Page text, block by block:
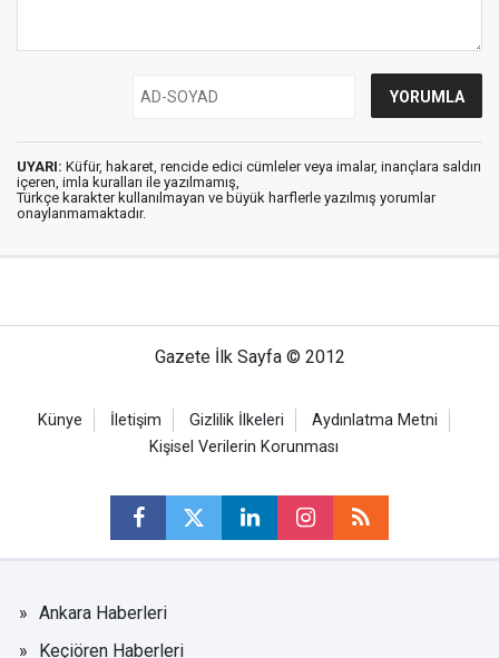
UYARI: Küfür, hakaret, rencide edici cümleler veya imalar, inançlara saldırı
içeren, imla kuralları ile yazılmamış,
Türkçe karakter kullanılmayan ve büyük harflerle yazılmış yorumlar
onaylanmamaktadır.
Gazete İlk Sayfa © 2012
Künye İletişim Gizlilik İlkeleri
Aydınlatma Metni
Kişisel Verilerin Korunması
Ankara Haberleri
Keçiören Haberleri